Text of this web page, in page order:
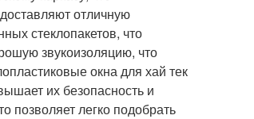
отличную
стеклопакетов, что
звукоизоляцию, что
окна для хай тек
их безопасность и
позволяет легко подобрать